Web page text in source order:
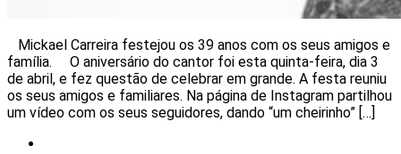
Mickael Carreira festejou os 39 anos com os seus amigos e
família. O aniversário do cantor foi esta quinta-feira, dia 3
de abril, e fez questão de celebrar em grande. A festa reuniu
os seus amigos e familiares. Na página de Instagram partilhou
um vídeo com os seus seguidores, dando “um cheirinho” […]